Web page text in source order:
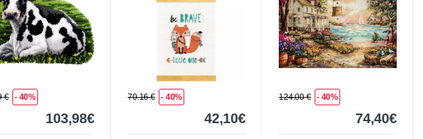
€ - 40%
103,98€
70.16 € - 40%
42,10€
124.00 € - 40%
74,40€